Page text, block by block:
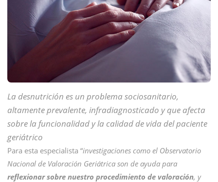
La desnutrición es un problema sociosanitario,
altamente prevalente, infradiagnosticado y que afecta
sobre la funcionalidad y la calidad de vida del paciente
geriátrico
Para esta especialista “investigaciones como el Observatorio
Nacional de Valoración Geriátrica son de ayuda para
reflexionar sobre nuestro procedimiento de valoración, y